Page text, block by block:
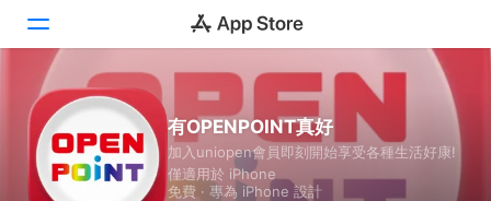
Today
遊戲
有OPENPOINT真好
加入uniopen會員即刻開始享受各種生活好康!
僅適用於 iPhone
免費 · 專為 iPhone 設計